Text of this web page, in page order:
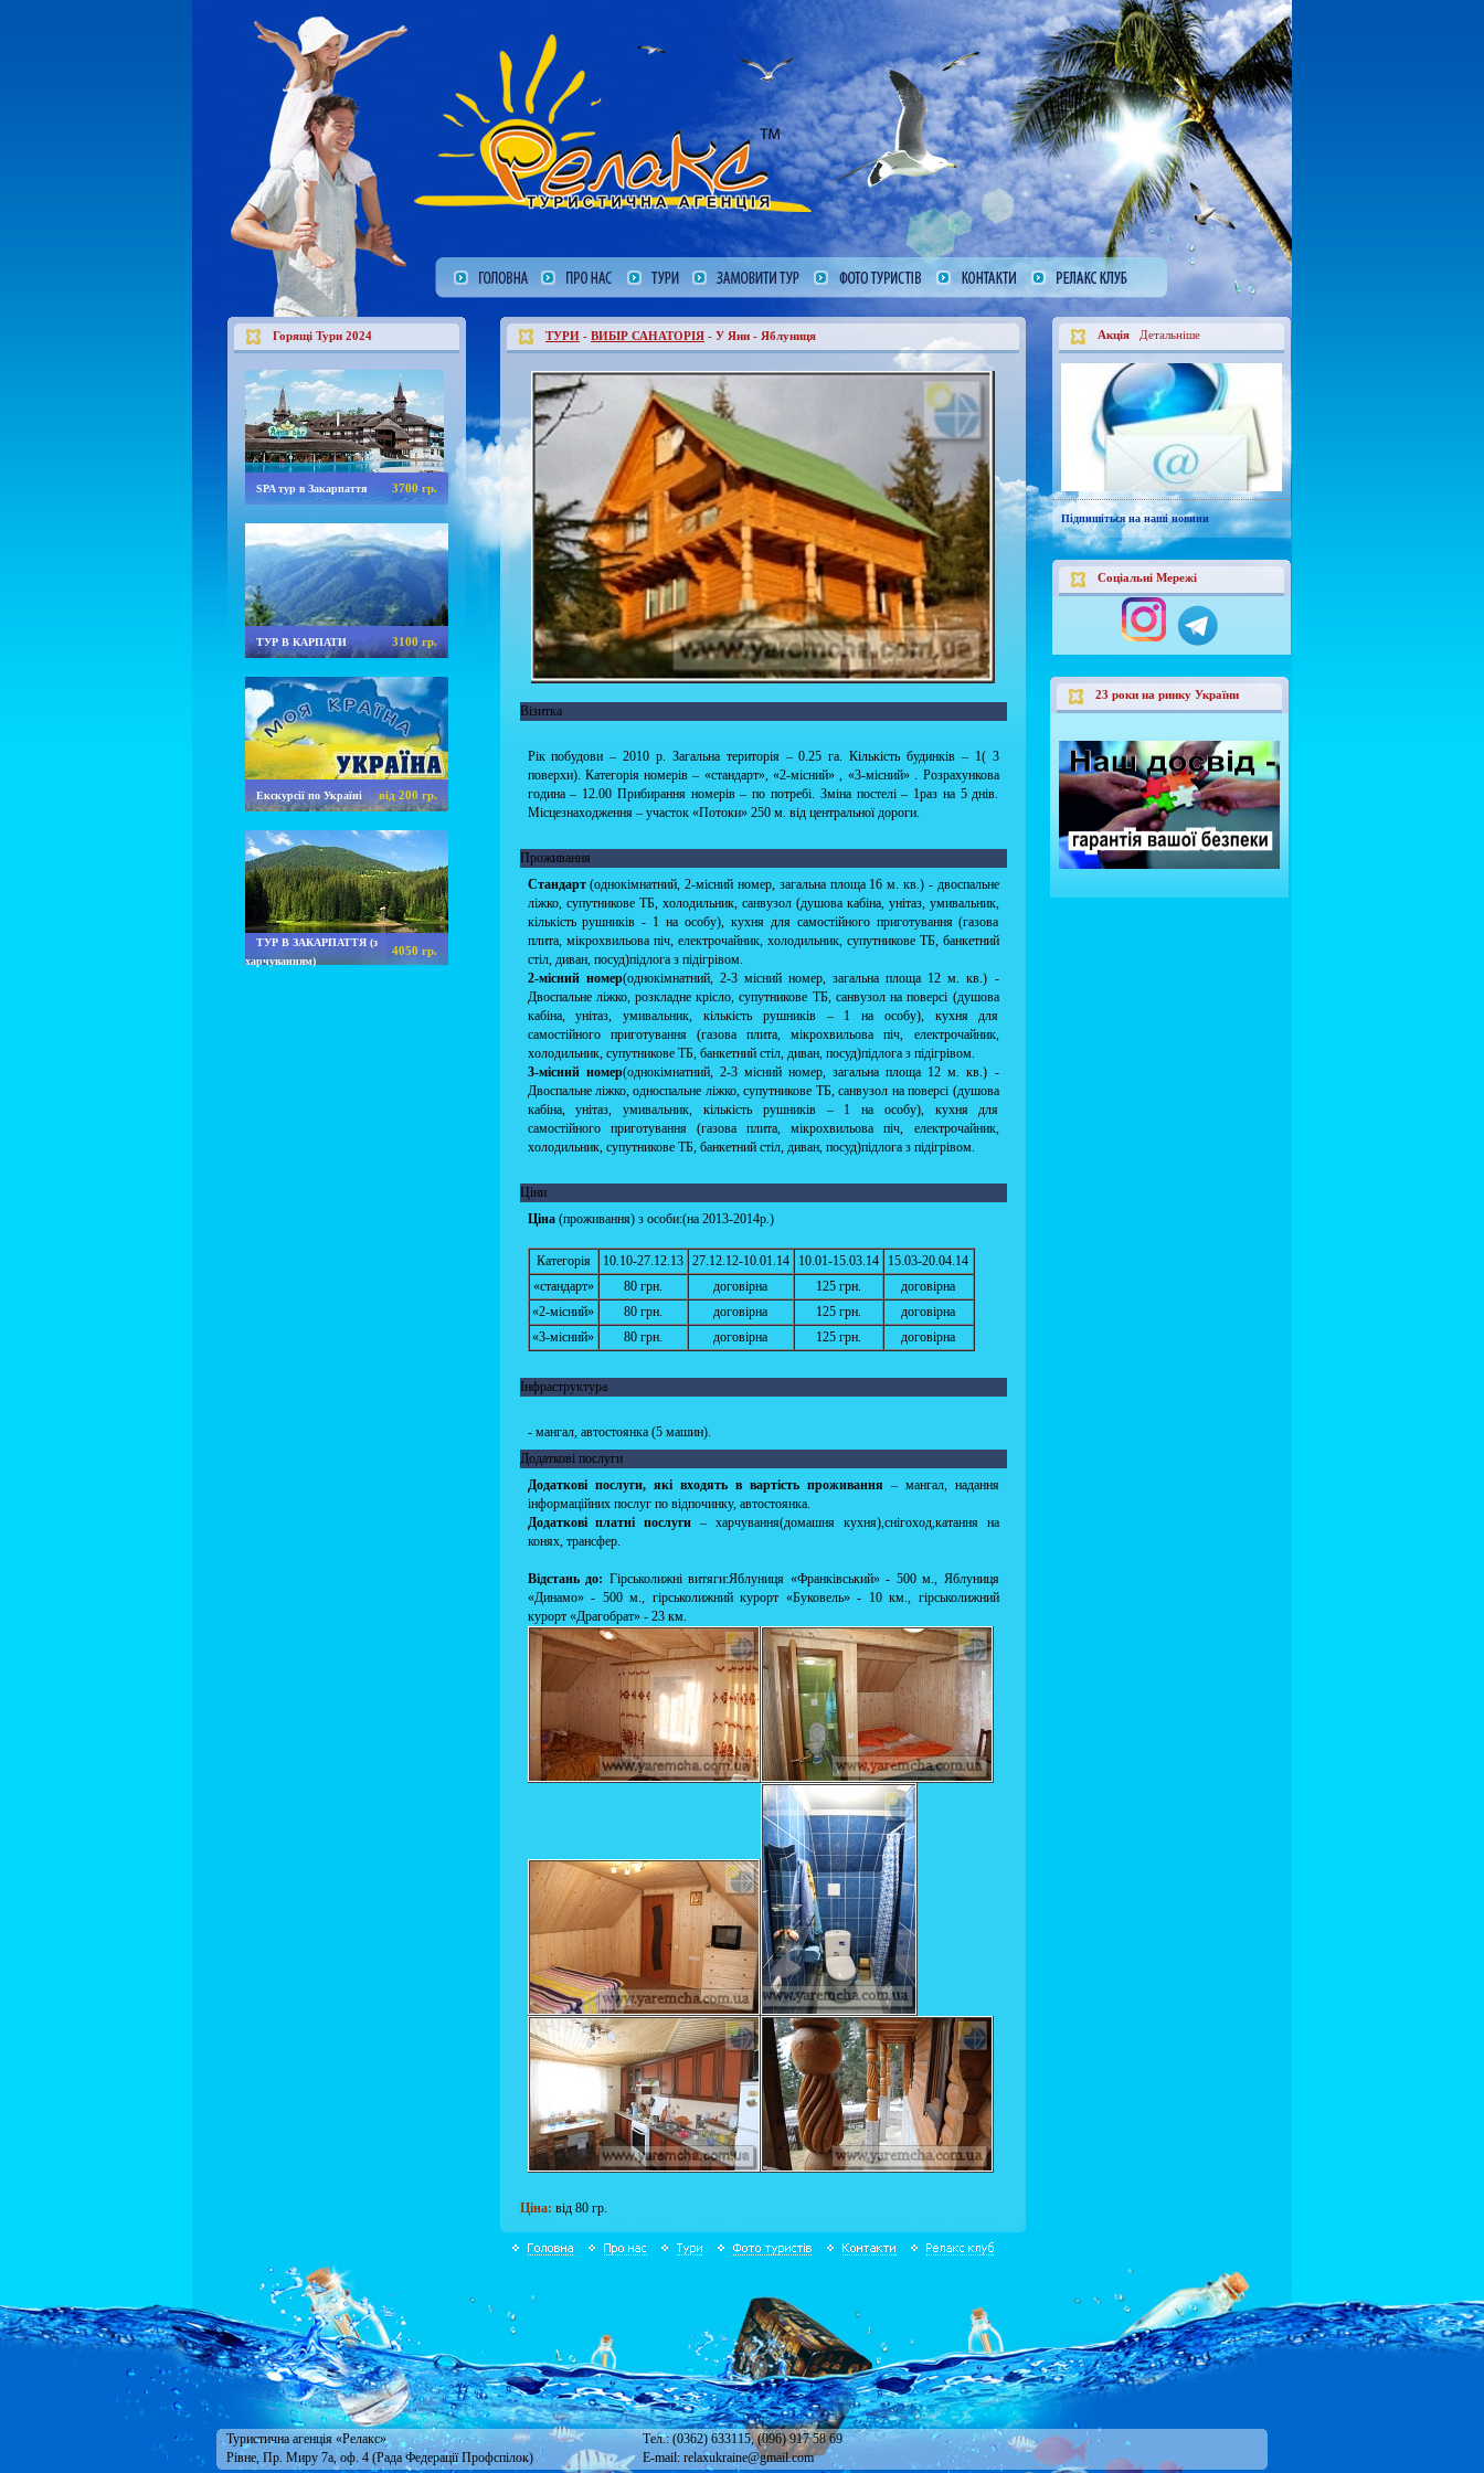
Горящі Тури 2024
SPA тур в Закарпаття 3700 гр.
ТУР В КАРПАТИ 3100 гр.
Екскурсії по Україні від 200 гр.
ТУР В ЗАКАРПАТТЯ (з
харчуванням)
4050 гр.
ТУРИ - ВИБІР САНАТОРІЯ - У Яни - Яблуниця
Візитка
Рік побудови – 2010 р. Загальна територія – 0.25 га. Кількість будинків – 1( 3
поверхи). Категорія номерів – «стандарт», «2-місний» , «3-місний» . Розрахункова
година – 12.00 Прибирання номерів – по потребі. Зміна постелі – 1раз на 5 днів.
Місцезнаходження – участок «Потоки» 250 м. від центральної дороги.
Проживання
Стандарт(однокімнатний, 2-місний номер, загальна площа 16 м. кв.) - двоспальне
ліжко, супутникове ТБ, холодильник, санвузол (душова кабіна, унітаз, умивальник,
кількість рушників - 1 на особу), кухня для самостійного приготування (газова
плита, мікрохвильова піч, електрочайник, холодильник, супутникове ТБ, банкетний
стіл, диван, посуд)підлога з підігрівом.
2-місний номер(однокімнатний, 2-3 місний номер, загальна площа 12 м. кв.) -
Двоспальне ліжко, розкладне крісло, супутникове ТБ, санвузол на поверсі (душова
кабіна, унітаз, умивальник, кількість рушників – 1 на особу), кухня для
самостійного приготування (газова плита, мікрохвильова піч, електрочайник,
холодильник, супутникове ТБ, банкетний стіл, диван, посуд)підлога з підігрівом.
3-місний номер(однокімнатний, 2-3 місний номер, загальна площа 12 м. кв.) -
Двоспальне ліжко, односпальне ліжко, супутникове ТБ, санвузол на поверсі (душова
кабіна, унітаз, умивальник, кількість рушників – 1 на особу), кухня для
самостійного приготування (газова плита, мікрохвильова піч, електрочайник,
холодильник, супутникове ТБ, банкетний стіл, диван, посуд)підлога з підігрівом.
Ціни
Ціна (проживання) з особи:(на 2013-2014р.)
Категорія 10.10-27.12.13 27.12.12-10.01.14 10.01-15.03.14
15.03-20.04.14
«стандарт»
80 грн. договірна 125 грн.
договірна
«2-місний»
80 грн. договірна 125 грн.
договірна
«3-місний»
80 грн. договірна 125 грн. договірна
Інфраструктура
- мангал, автостоянка (5 машин).
Додаткові послуги
Додаткові послуги, які входять в вартість проживання – мангал, надання
інформаційних послуг по відпочинку, автостоянка.
Додаткові платні послуги – харчування(домашня кухня),снігоход,катання на
конях, трансфер.
Відстань до: Гірськолижні витяги:Яблуниця «Франківський» - 500 м., Яблуниця
«Динамо» - 500 м., гірськолижний курорт «Буковель» - 10 км., гірськолижний
курорт «Драгобрат» - 23 км.
Ціна: від 80 гр.
Акція Детальніше
Підпишіться на наші новини
Соціальні Мережі
23 роки на ринку України
Туристична агенція «Релакс»
Тел.: (0362) 633115, (096) 917 58 69
Рівне, Пр. Миру 7а, оф. 4 (Рада Федерації Профспілок)
E-mail: relaxukraine@gmail.com